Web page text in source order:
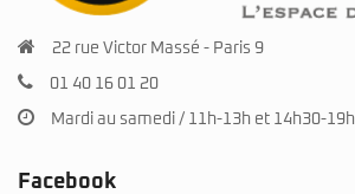
22 rue Victor Massé - Paris 9
01 40 16 01 20
Mardi au samedi / 11h-13h et 14h30-19h
Facebook